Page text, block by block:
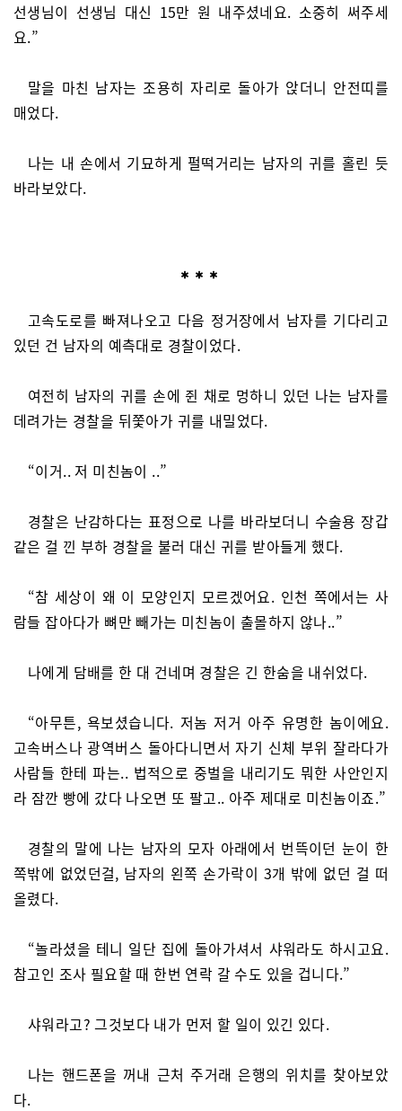
선생님이 선생님 대신 15만 원 내주셨네요. 소중히 써주세
요.”
말을 마친 남자는 조용히 자리로 돌아가 앉더니 안전띠를
매었다.
나는 내 손에서 기묘하게 펄떡거리는 남자의 귀를 홀린 듯
바라보았다.
고속도로를 빠져나오고 다음 정거장에서 남자를 기다리고
있던 건 남자의 예측대로 경찰이었다.
여전히 남자의 귀를 손에 쥔 채로 멍하니 있던 나는 남자를
데려가는 경찰을 뒤쫓아가 귀를 내밀었다.
“이거.. 저 미친놈이 ..”
경찰은 난감하다는 표정으로 나를 바라보더니 수술용 장갑
같은 걸 낀 부하 경찰을 불러 대신 귀를 받아들게 했다.
“참 세상이 왜 이 모양인지 모르겠어요. 인천 쪽에서는 사
람들 잡아다가 뼈만 빼가는 미친놈이 출몰하지 않나..”
나에게 담배를 한 대 건네며 경찰은 긴 한숨을 내쉬었다.
“아무튼, 욕보셨습니다. 저놈 저거 아주 유명한 놈이에요.
고속버스나 광역버스 돌아다니면서 자기 신체 부위 잘라다가
사람들 한테 파는.. 법적으로 중벌을 내리기도 뭐한 사안인지
라 잠깐 빵에 갔다 나오면 또 팔고.. 아주 제대로 미친놈이죠.”
경찰의 말에 나는 남자의 모자 아래에서 번뜩이던 눈이 한
쪽밖에 없었던걸, 남자의 왼쪽 손가락이 3개 밖에 없던 걸 떠
올렸다.
“놀라셨을 테니 일단 집에 돌아가셔서 샤워라도 하시고요.
참고인 조사 필요할 때 한번 연락 갈 수도 있을 겁니다.”
샤워라고? 그것보다 내가 먼저 할 일이 있긴 있다.
나는 핸드폰을 꺼내 근처 주거래 은행의 위치를 찾아보았
다.